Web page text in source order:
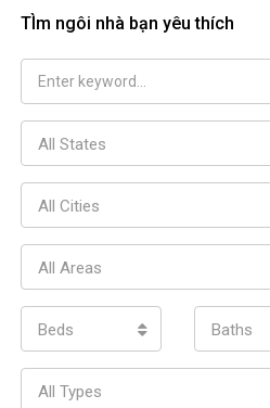
TÌm ngôi nhà bạn yêu thích
All States
All Cities
All Areas
Beds Baths
All Types